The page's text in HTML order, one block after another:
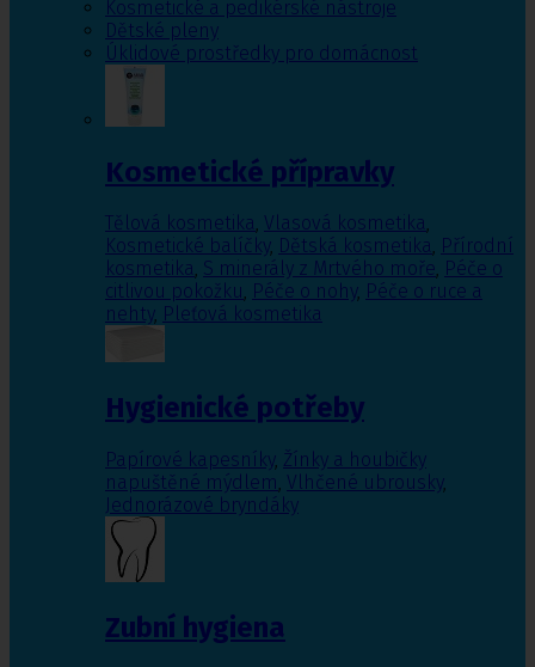
Kosmetické a pedikérské nástroje
Dětské pleny
Úklidové prostředky pro domácnost
Kosmetické přípravky
Tělová kosmetika, Vlasová kosmetika,
Kosmetické balíčky, Dětská kosmetika, Přírodní
kosmetika, S minerály z Mrtvého moře, Péče o
citlivou pokožku, Péče o nohy, Péče o ruce a
nehty, Pleťová kosmetika
Hygienické potřeby
Papírové kapesníky, Žínky a houbičky
napuštěné mýdlem, Vlhčené ubrousky,
Jednorázové bryndáky
Zubní hygiena